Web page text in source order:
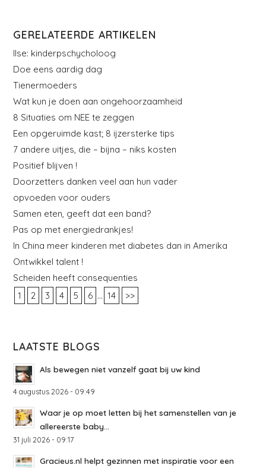
GERELATEERDE ARTIKELEN
Ilse: kinderpschycholoog
Doe eens aardig dag
Tienermoeders
Wat kun je doen aan ongehoorzaamheid
8 Situaties om NEE te zeggen
Een opgeruimde kast; 8 ijzersterke tips
7 andere uitjes, die – bijna – niks kosten
Positief blijven !
Doorzetters danken veel aan hun vader
opvoeden voor ouders
Samen eten, geeft dat een band?
Pas op met energiedrankjes!
In China meer kinderen met diabetes dan in Amerika
Ontwikkel talent !
Scheiden heeft consequenties
1
2 3 4 5 6 ... 14 >>
LAATSTE BLOGS
Als bewegen niet vanzelf gaat bij uw kind
4 augustus 2026 - 09:49
Waar je op moet letten bij het samenstellen van je
allereerste baby...
31 juli 2026 - 09:17
Gracieus.nl helpt gezinnen met inspiratie voor een